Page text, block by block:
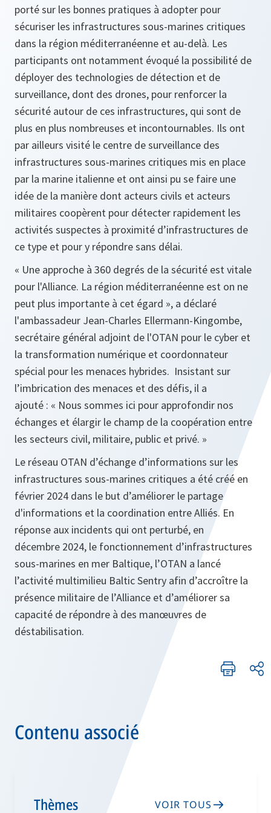
porté sur les bonnes pratiques à adopter pour
sécuriser les infrastructures sous-marines critiques
dans la région méditerranéenne et au-delà. Les
participants ont notamment évoqué la possibilité de
déployer des technologies de détection et de
surveillance, dont des drones, pour renforcer la
sécurité autour de ces infrastructures, qui sont de
plus en plus nombreuses et incontournables. Ils ont
par ailleurs visité le centre de surveillance des
infrastructures sous-marines critiques mis en place
par la marine italienne et ont ainsi pu se faire une
idée de la manière dont acteurs civils et acteurs
militaires coopèrent pour détecter rapidement les
activités suspectes à proximité d’infrastructures de
ce type et pour y répondre sans délai.
« Une approche à 360 degrés de la sécurité est vitale
pour l'Alliance. La région méditerranéenne est on ne
peut plus importante à cet égard », a déclaré
l'ambassadeur Jean-Charles Ellermann-Kingombe,
secrétaire général adjoint de l'OTAN pour le cyber et
la transformation numérique et coordonnateur
spécial pour les menaces hybrides. Insistant sur
l’imbrication des menaces et des défis, il a
ajouté : « Nous sommes ici pour approfondir nos
échanges et élargir le champ de la coopération entre
les secteurs civil, militaire, public et privé. »
Le réseau OTAN d’échange d’informations sur les
infrastructures sous-marines critiques a été créé en
février 2024 dans le but d’améliorer le partage
d'informations et la coordination entre Alliés. En
réponse aux incidents qui ont perturbé, en
décembre 2024, le fonctionnement d’infrastructures
sous-marines en mer Baltique, l’OTAN a lancé
l’activité multimilieu Baltic Sentry afin d’accroître la
présence militaire de l’Alliance et d’améliorer sa
capacité de répondre à des manœuvres de
déstabilisation.
Contenu associé
Thèmes VOIR TOUS